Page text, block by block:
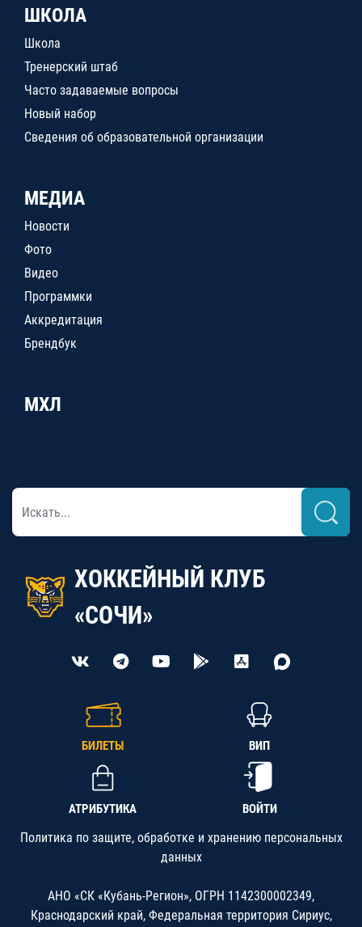
ШКОЛА
Школа
Тренерский штаб
Часто задаваемые вопросы
Новый набор
Сведения об образовательной организации
МЕДИА
Новости
Фото
Видео
Программки
Аккредитация
Брендбук
МХЛ
ХОККЕЙНЫЙ КЛУБ
«СОЧИ»
БИЛЕТЫ ВИП
АТРИБУТИКА ВОЙТИ
Политика по защите, обработке и хранению персональных
данных
АНО «СК «Кубань-Регион», ОГРН 1142300002349,
Краснодарский край, Федеральная территория Сириус,